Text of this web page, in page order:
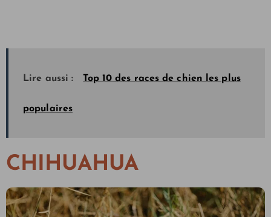
Lire aussi : Top 10 des races de chien les plus
populaires
CHIHUAHUA